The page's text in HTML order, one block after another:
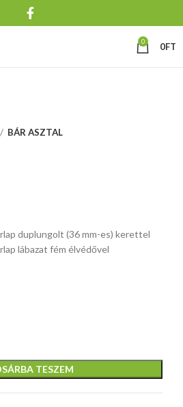
0 0FT
BÁR ASZTAL
duplungolt (36 mm-es) kerettel
lábazat fém élvédővel
TESZEM